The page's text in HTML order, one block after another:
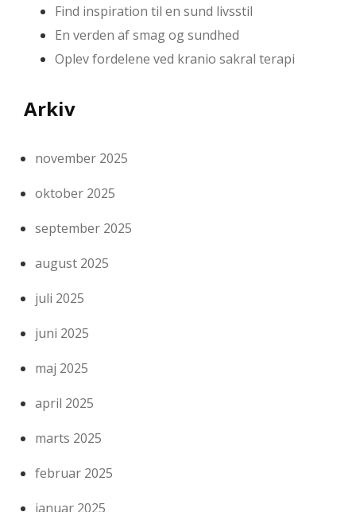
Find inspiration til en sund livsstil
En verden af smag og sundhed
Oplev fordelene ved kranio sakral terapi
Arkiv
november 2025
oktober 2025
september 2025
august 2025
juli 2025
juni 2025
maj 2025
april 2025
marts 2025
februar 2025
januar 2025